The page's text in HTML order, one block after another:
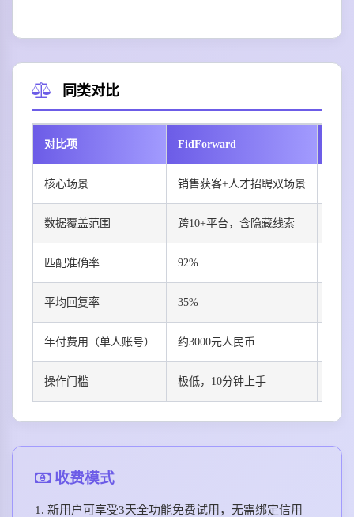
同类对比
对比项 FidForward
核心场景 销售获客+人才招聘双场景
数据覆盖范围 跨10+平台，含隐藏线索
匹配准确率 92%
平均回复率 35%
年付费用（单人账号） 约3000元人民币
操作门槛 极低，10分钟上手
收费模式
1. 新用户可享受3天全功能免费试用，无需绑定信用